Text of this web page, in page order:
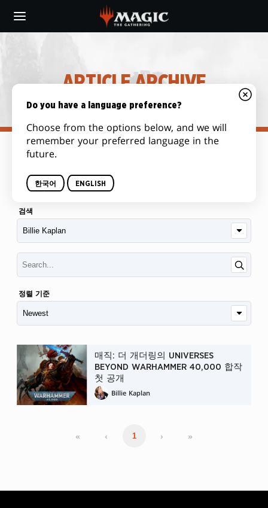
main
ARTICLE ARCHIVE
검색
정렬 기준
매직: 더 개더링의 UNIVERSES
BEYOND WARHAMMER 40,000 합작
첫 공개
Billie Kaplan
« ‹ 1 › »
Do you have a language preference?
Choose from the options below, and we will
remember your preferred language in the
future.
한국어 ENGLISH